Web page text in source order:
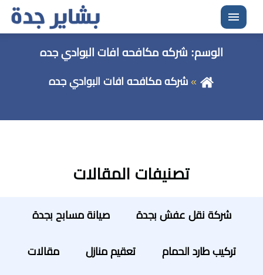
القائمة
الوسم: شركه مكافحه افات البوادي جده
شركه مكافحه افات البوادي جده
تصنيفات المقالات
شركة نقل عفش بجدة صيانة مسابح بجدة
تركيب طارد الحمام تعقيم منازل مقالات